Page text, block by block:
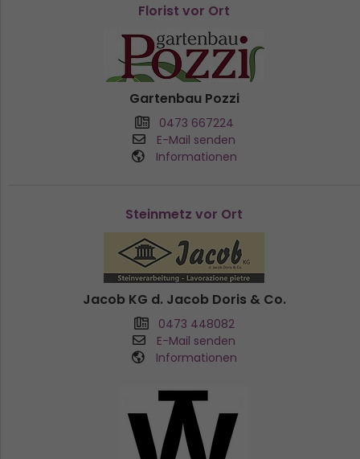
Florist vor Ort
Gartenbau Pozzi
0473 667224
E-Mail senden
Informationen
Steinmetz vor Ort
Jacob KG d. Jacob Doris & Co.
0473 448082
E-Mail senden
Informationen